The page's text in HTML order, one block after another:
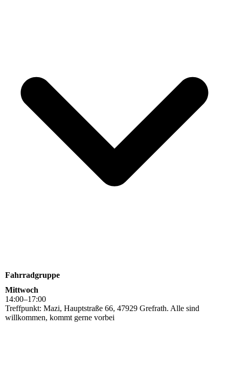
Fahrradgruppe
Mittwoch
14:00–17:00
Treffpunkt: Mazi, Hauptstraße 66, 47929 Grefrath. Alle sind
willkommen, kommt gerne vorbei